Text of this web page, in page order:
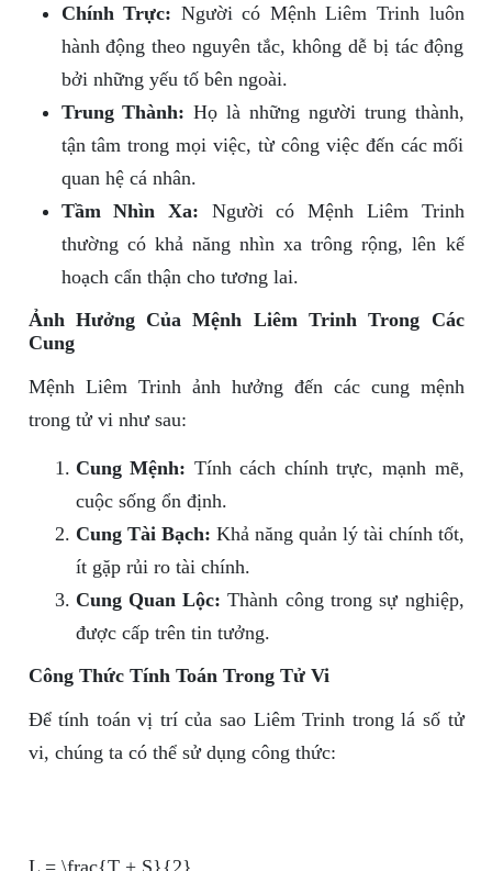
Chính Trực: Người có Mệnh Liêm Trinh luôn
hành động theo nguyên tắc, không dễ bị tác động
bởi những yếu tố bên ngoài.
Trung Thành: Họ là những người trung thành,
tận tâm trong mọi việc, từ công việc đến các mối
quan hệ cá nhân.
Tầm Nhìn Xa: Người có Mệnh Liêm Trinh
thường có khả năng nhìn xa trông rộng, lên kế
hoạch cẩn thận cho tương lai.
Ảnh Hưởng Của Mệnh Liêm Trinh Trong Các
Cung
Mệnh Liêm Trinh ảnh hưởng đến các cung mệnh
trong tử vi như sau:
Cung Mệnh: Tính cách chính trực, mạnh mẽ,
cuộc sống ổn định.
Cung Tài Bạch: Khả năng quản lý tài chính tốt,
ít gặp rủi ro tài chính.
Cung Quan Lộc: Thành công trong sự nghiệp,
được cấp trên tin tưởng.
Công Thức Tính Toán Trong Tử Vi
Để tính toán vị trí của sao Liêm Trinh trong lá số tử
vi, chúng ta có thể sử dụng công thức: